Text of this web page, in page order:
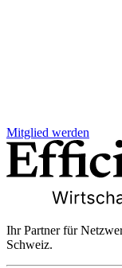
Mitglied werden
Ihr Partner für
Schweiz.